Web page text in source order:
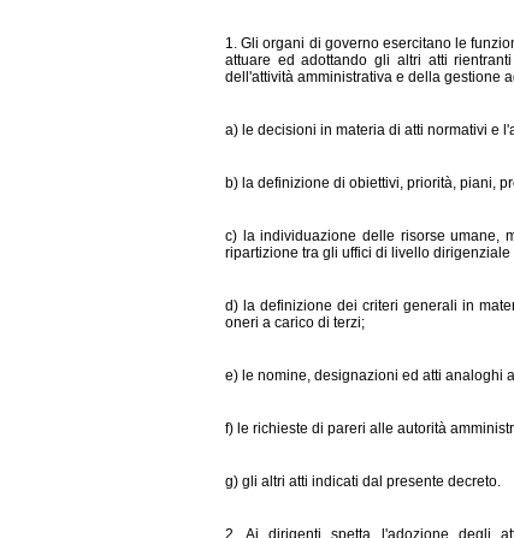
1. Gli organi di governo esercitano le
attuare ed adottando gli altri atti
dell'attività amministrativa e della gestione
a) le decisioni in materia di atti normativi e
b) la definizione di obiettivi, priorità, piani,
c) la individuazione delle risorse umane,
ripartizione tra gli uffici di livello
d) la definizione dei criteri generali in
oneri a carico di terzi;
e) le nomine, designazioni ed atti analoghi
f) le richieste di pareri alle autorità
g) gli altri atti indicati dal presente decreto.
2. Ai dirigenti spetta l'adozione degli